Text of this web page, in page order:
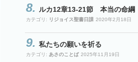
ルカ12章13-21節 本当の命綱
カテゴリ: リジョイス聖書日課 2020年2月18日
私たちの願いを祈る
カテゴリ: あさのことば 2025年11月19日